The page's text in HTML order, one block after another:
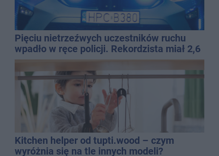
Pięciu nietrzeźwych uczestników ruchu
wpadło w ręce policji. Rekordzista miał 2,6
promila
Kitchen helper od tupti.wood – czym
wyróżnia się na tle innych modeli?